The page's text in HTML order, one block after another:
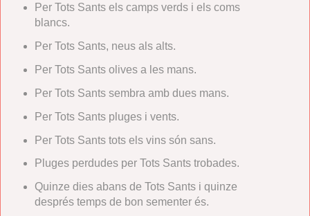
Per Tots Sants els camps verds i els coms
blancs.
Per Tots Sants, neus als alts.
Per Tots Sants olives a les mans.
Per Tots Sants sembra amb dues mans.
Per Tots Sants pluges i vents.
Per Tots Sants tots els vins són sans.
Pluges perdudes per Tots Sants trobades.
Quinze dies abans de Tots Sants i quinze
després temps de bon sementer és.